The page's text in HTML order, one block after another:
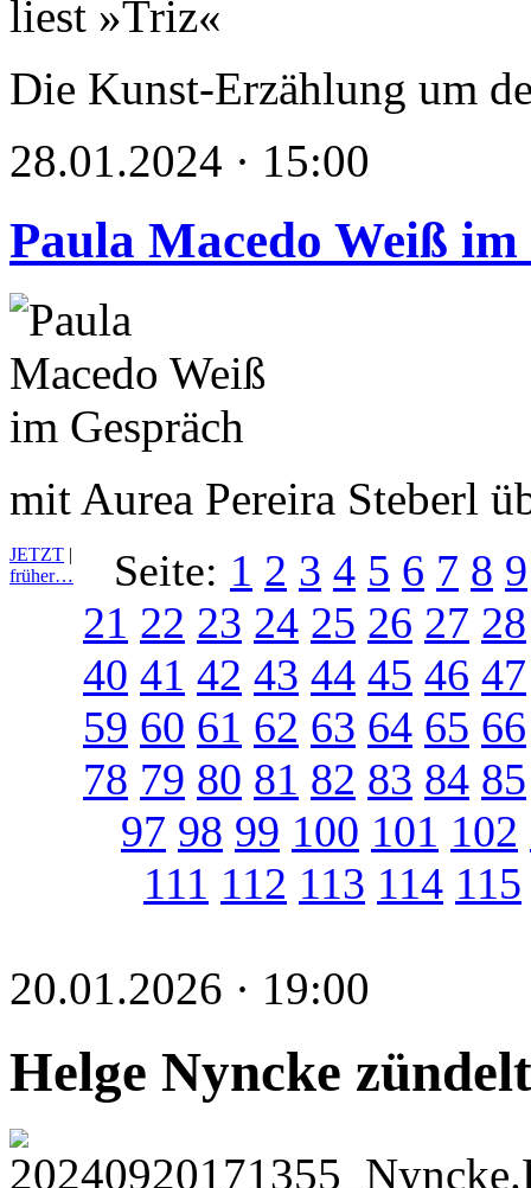
Die Kunst-Erzählung um
28.01.2024 · 15:00
Paula Macedo Weiß im
mit Aurea Pereira Steberl
JETZT |
früher…
Seite: 1 2 3 4 5 6 7 8 9
21 22 23 24 25 26 27 28
40 41 42 43 44 45 46 47
59 60 61 62 63 64 65 66
78 79 80 81 82 83 84 85
97 98 99 100 101 102
111 112 113 114 115
20.01.2026 · 19:00
Helge Nyncke